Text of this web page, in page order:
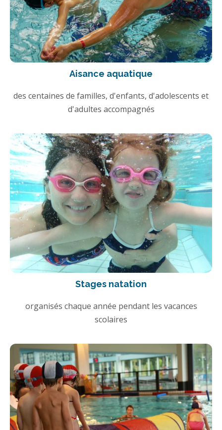
Aisance aquatique
des centaines de familles, d'enfants, d'adolescents et
d'adultes accompagnés
Stages natation
organisés chaque année pendant les vacances
scolaires